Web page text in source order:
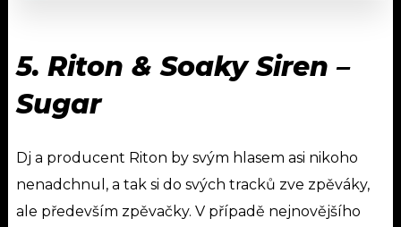
5. Riton & Soaky Siren–
Sugar
Dj a producent Riton by svým hlasem asi nikoho
nenadchnul, a tak si do svých tracků zve zpěváky,
ale především zpěvačky. V případě nejnovějšího